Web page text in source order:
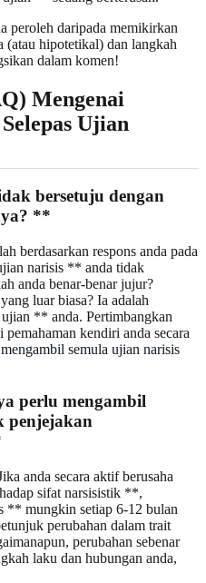
peroleh daripada memikirkan
hipotetikal) dan langkah
dalam komen!
Mengenai
Ujian
bersetuju dengan
**
berdasarkan respons anda pada
narisis ** anda tidak
anda benar-benar jujur?
luar biasa? Ia adalah
** anda. Pertimbangkan
kendiri anda secara
mengambil semula ujian narisis
perlu mengambil
penjejakan
anda secara aktif berusaha
sifat narsisistik **,
** mungkin setiap 6-12 bulan
perubahan dalam trait
perubahan sebenar
laku dan hubungan anda,